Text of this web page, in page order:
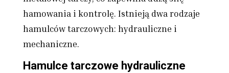
hamowania i kontrolę. Istnieją dwa rodzaje
hamulców tarczowych: hydrauliczne i
mechaniczne.
Hamulce tarczowe hydrauliczne